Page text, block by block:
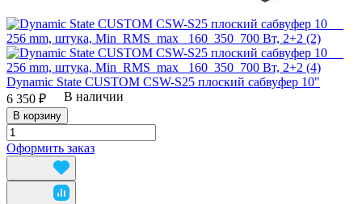
Dynamic State CUSTOM CSW-S25 плоский сабвуфер 10"
6 350 ₽
В наличии
В корзину
Оформить заказ